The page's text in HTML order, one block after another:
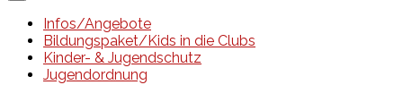
Infos/Angebote
Bildungspaket/Kids in die Clubs
Kinder- & Jugendschutz
Jugendordnung